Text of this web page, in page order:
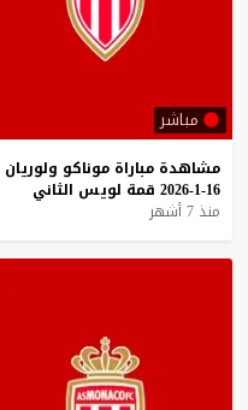
مباشر
مشاهدة مباراة موناكو ولوريان
16-1-2026
قمة لويس الثاني
منذ 7 أشهر